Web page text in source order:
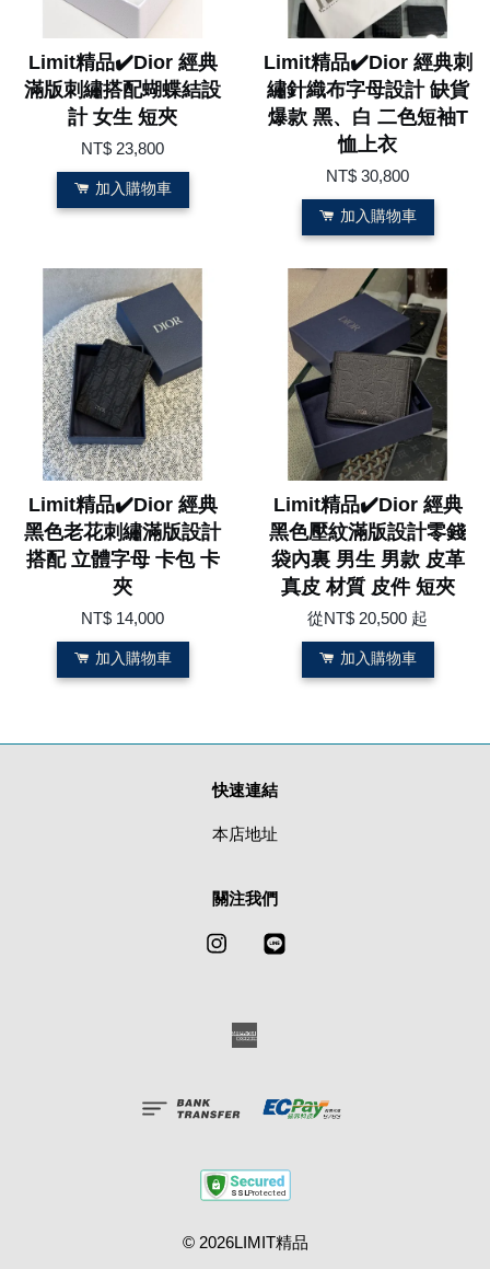
Limit精品✔️Dior 經典
滿版刺繡搭配蝴蝶結設
計 女生 短夾
NT$ 23,800
加入購物車
Limit精品✔️Dior 經典刺
繡針織布字母設計 缺貨
爆款 黑、白 二色短袖T
恤上衣
NT$ 30,800
加入購物車
Limit精品✔️Dior 經典
黑色老花刺繡滿版設計
搭配 立體字母 卡包 卡
夾
NT$ 14,000
加入購物車
Limit精品✔️Dior 經典
黑色壓紋滿版設計零錢
袋內裏 男生 男款 皮革
真皮 材質 皮件 短夾
從NT$ 20,500 起
加入購物車
快速連結
本店地址
關注我們
Instagram
© 2026LIMIT精品